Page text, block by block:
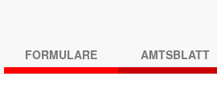
FORMULARE AMTSBLATT